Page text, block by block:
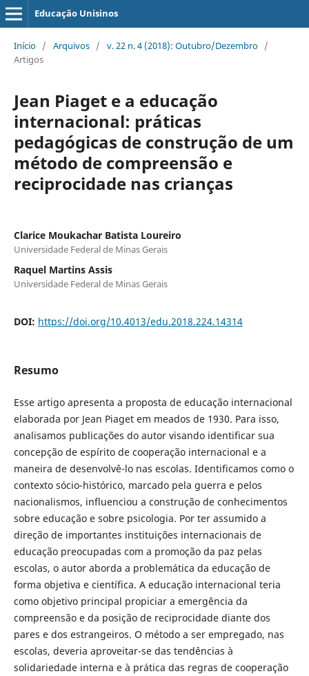
Educação Unisinos
Início / Arquivos / v. 22 n. 4 (2018): Outubro/Dezembro /
Artigos
Jean Piaget e a educação
internacional: práticas
pedagógicas de construção de um
método de compreensão e
reciprocidade nas crianças
Clarice Moukachar Batista Loureiro
Universidade Federal de Minas Gerais
Raquel Martins Assis
Universidade Federal de Minas Gerais
DOI: https://doi.org/10.4013/edu.2018.224.14314
Resumo
Esse artigo apresenta a proposta de educação internacional
elaborada por Jean Piaget em meados de 1930. Para isso,
analisamos publicações do autor visando identificar sua
concepção de espírito de cooperação internacional e a
maneira de desenvolvê-lo nas escolas. Identificamos como o
contexto sócio-histórico, marcado pela guerra e pelos
nacionalismos, influenciou a construção de conhecimentos
sobre educação e sobre psicologia. Por ter assumido a
direção de importantes instituições internacionais de
educação preocupadas com a promoção da paz pelas
escolas, o autor aborda a problemática da educação de
forma objetiva e científica. A educação internacional teria
como objetivo principal propiciar a emergência da
compreensão e da posição de reciprocidade diante dos
pares e dos estrangeiros. O método a ser empregado, nas
escolas, deveria aproveitar-se das tendências à
solidariedade interna e à prática das regras de cooperação